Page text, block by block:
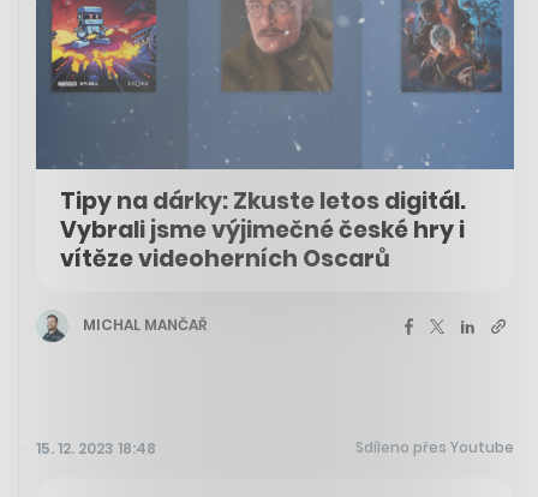
Tipy na dárky: Zkuste letos digitál.
Vybrali jsme výjimečné české hry i
vítěze videoherních Oscarů
MICHAL MANČAŘ
15. 12. 2023 18:48 Sdíleno přes Youtube